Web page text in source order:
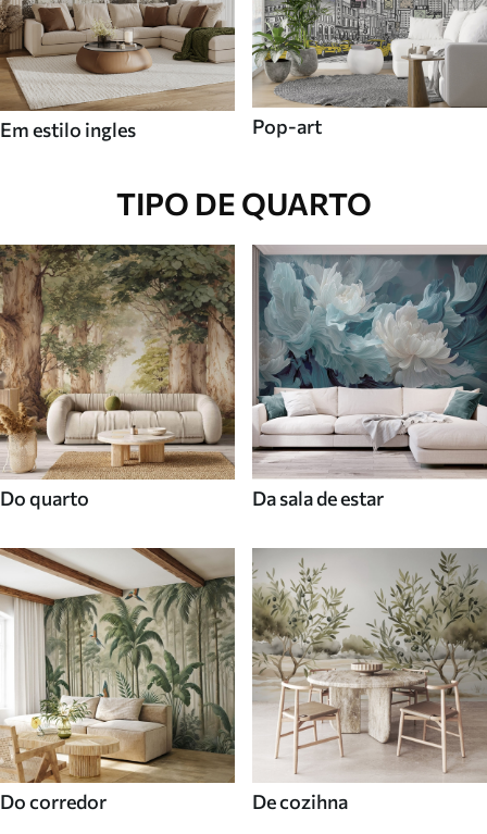
Em estilo ingles Pop-art
TIPO DE QUARTO
Do quarto Da sala de estar
Do corredor De cozihna